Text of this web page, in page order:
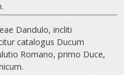
Dandulo, incliti
catalogus Ducum
Romano, primo Duce,